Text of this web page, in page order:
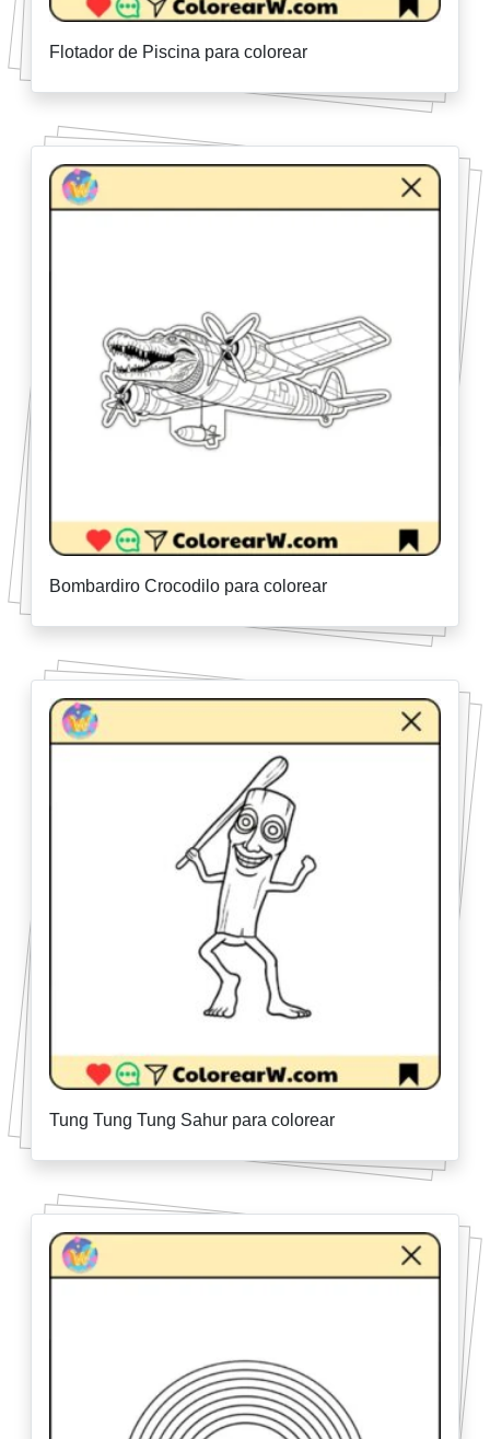
Flotador de Piscina para colorear
Bombardiro Crocodilo para colorear
Tung Tung Tung Sahur para colorear